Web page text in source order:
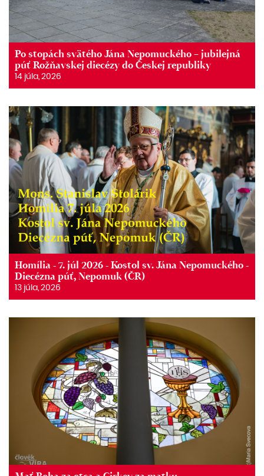
Po stopách svätého Jána Nepomuckého – jubilejná
púť Rožňavskej diecézy do Českej republiky
14 júla, 2026
Homília - 7. júl 2026 - Kostol sv. Jána Nepomuckého -
Diecézna púť, Nepomuk (ČR)
13 júla, 2026